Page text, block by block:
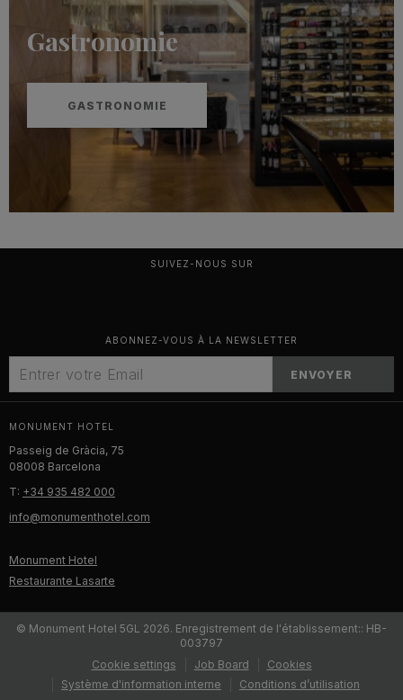
Gastronomie
GASTRONOMIE
SUIVEZ-NOUS SUR
ABONNEZ-VOUS À LA NEWSLETTER
ENVOYER
MONUMENT HOTEL
Passeig de Gràcia, 75
08008 Barcelona
T: +34 935 482 000
info@monumenthotel.com
Monument Hotel
Restaurante Lasarte
© Monument Hotel 5GL 2026. Enregistrement de l'établissement:: HB-
003797
Cookie settings
Job Board
Cookies
Système d'information interne
Conditions d’utilisation